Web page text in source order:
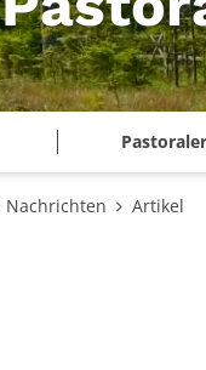
Nachrichten Artikel